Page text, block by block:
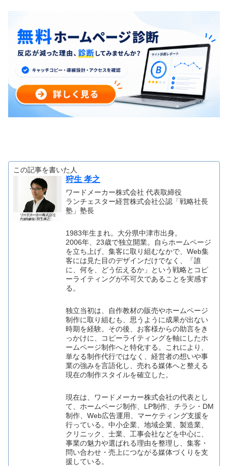
この記事を書いた人
狩生 孝之
ワードメーカー株式会社 代表取締役
ランチェスター経営株式会社公認「戦略社長
塾」塾長
1983年生まれ。大分県中津市出身。
2006年、23歳で独立開業。自らホームページ
を立ち上げ、集客に取り組むなかで、Web集
客には見た目のデザインだけでなく、「誰
に、何を、どう伝えるか」という戦略とコピ
ーライティングが不可欠であることを実感す
る。
独立当初は、自作教材の販売やホームページ
制作に取り組むも、思うように成果が出ない
時期を経験。その後、お客様からの助言をき
っかけに、コピーライティングを軸にしたホ
ームページ制作へと特化する。これにより、
単なる制作代行ではなく、経営者の想いや事
業の強みを言語化し、売れる媒体へと整える
現在の制作スタイルを確立した。
現在は、ワードメーカー株式会社の代表とし
て、ホームページ制作、LP制作、チラシ・DM
制作、Web広告運用、マーケティング支援を
行っている。中小企業、地域企業、製造業、
クリニック、士業、工事会社などを中心に、
事業の魅力や選ばれる理由を整理し、集客・
問い合わせ・売上につながる媒体づくりを支
援している。